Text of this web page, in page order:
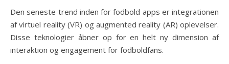
Den seneste trend inden for fodbold apps er integrationen
af virtuel reality (VR) og augmented reality (AR) oplevelser.
Disse teknologier åbner op for en helt ny dimension af
interaktion og engagement for fodboldfans.